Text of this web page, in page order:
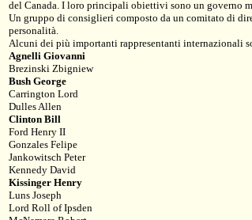
del Canada. I loro principali obiettivi sono un governo
Un gruppo di consiglieri composto da un comitato di
personalità.
Alcuni dei più importanti rappresentanti internazionali
Agnelli Giovanni
Brezinski Zbigniew
Bush George
Carrington Lord
Dulles Allen
Clinton Bill
Ford Henry II
Gonzales Felipe
Jankowitsch Peter
Kennedy David
Kissinger Henry
Luns Joseph
Lord Roll of Ipsden